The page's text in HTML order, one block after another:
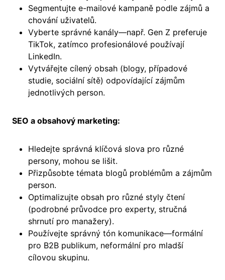
Segmentujte e-mailové kampaně podle zájmů a
chování uživatelů.
Vyberte správné kanály—např. Gen Z preferuje
TikTok, zatímco profesionálové používají
LinkedIn.
Vytvářejte cílený obsah (blogy, případové
studie, sociální sítě) odpovídající zájmům
jednotlivých person.
SEO a obsahový marketing:
Hledejte správná klíčová slova pro různé
persony, mohou se lišit.
Přizpůsobte témata blogů problémům a zájmům
person.
Optimalizujte obsah pro různé styly čtení
(podrobné průvodce pro experty, stručná
shrnutí pro manažery).
Používejte správný tón komunikace—formální
pro B2B publikum, neformální pro mladší
cílovou skupinu.